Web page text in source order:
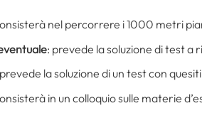
nel percorrere i 1000 metri
: prevede la soluzione di test a
la soluzione di un test con
in un colloquio sulle materie